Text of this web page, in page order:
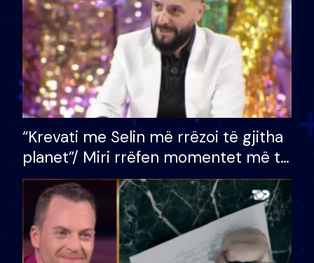
“Krevati me Selin më rrëzoi të gjitha
planet”/ Miri rrëfen momentet më të
bukura në shtëpinë e BB VIP: Do më
mungojë zilja e mëngjesit kur…